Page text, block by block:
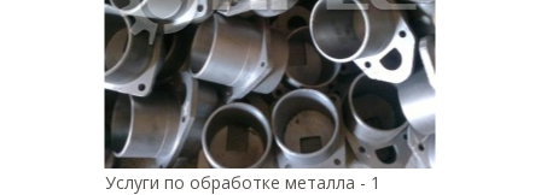
Услуги по обработке металла - 1